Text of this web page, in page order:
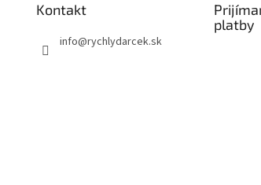
Kontakt
info@rychlydarcek.sk
platby